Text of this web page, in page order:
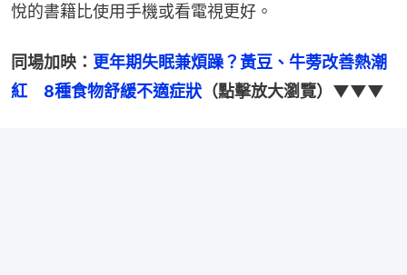
悅的書籍比使用手機或看電視更好。
同場加映： 更年期失眠兼煩躁？黃豆、牛蒡改善熱潮
紅　8種食物舒緩不適症狀 （點擊放大瀏覽）▼▼▼